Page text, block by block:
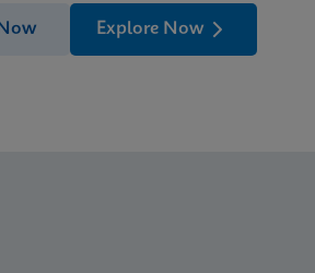
Explore Now